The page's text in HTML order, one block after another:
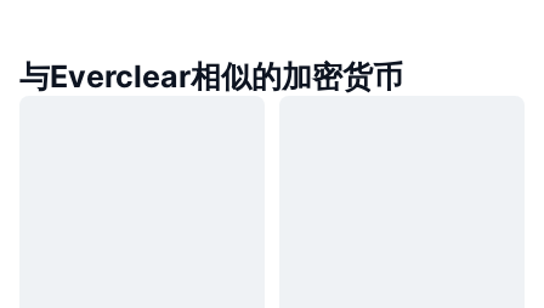
与Everclear相似的加密货币